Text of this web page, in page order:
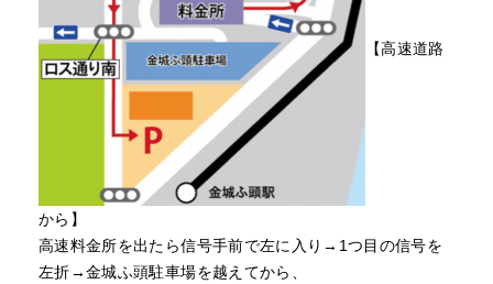
【高速道路
から】
高速料金所を出たら信号手前で左に入り→1つ目の信号を
左折→金城ふ頭駐車場を越えてから、